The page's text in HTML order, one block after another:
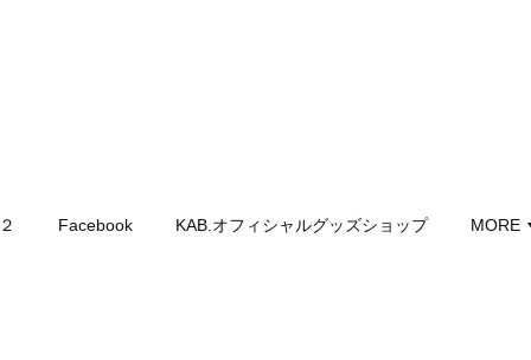
Facebook KAB.オフィシャルグッズショップ MORE